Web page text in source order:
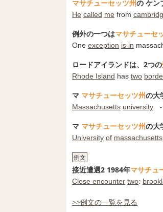
マサチューセッツ州の ケン
He called me from
例外の一つはマサチューセ
One exception is in
ロードアイランドは、2つの
Rhode Island has two
マ マサチューセッツ州の大
Massachusetts university -
マ マサチューセッツ州の大
University of massachusetts
例文
接近遭遇2 1984年マサチュ
Close encounter two:
>>例文の一覧を見る